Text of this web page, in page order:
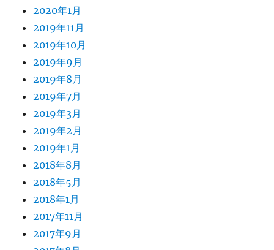
2020年1月
2019年11月
2019年10月
2019年9月
2019年8月
2019年7月
2019年3月
2019年2月
2019年1月
2018年8月
2018年5月
2018年1月
2017年11月
2017年9月